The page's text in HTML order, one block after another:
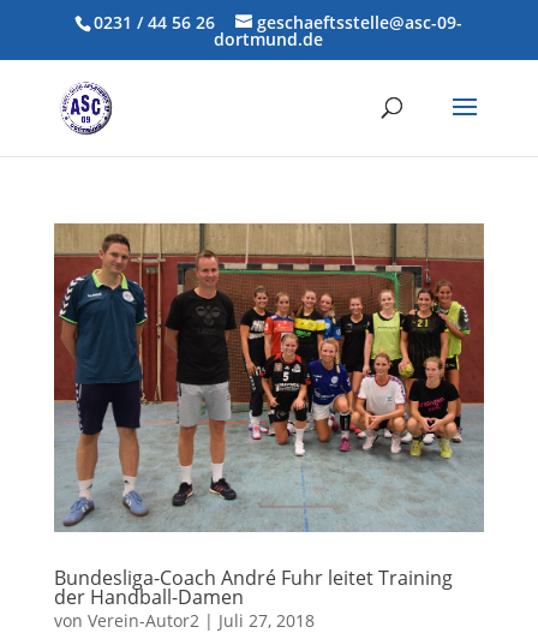
0231 / 44 56 26 geschaeftsstelle@asc-09-
dortmund.de
Bundesliga-Coach André Fuhr leitet Training
der Handball-Damen
von Verein-Autor2| Juli 27, 2018